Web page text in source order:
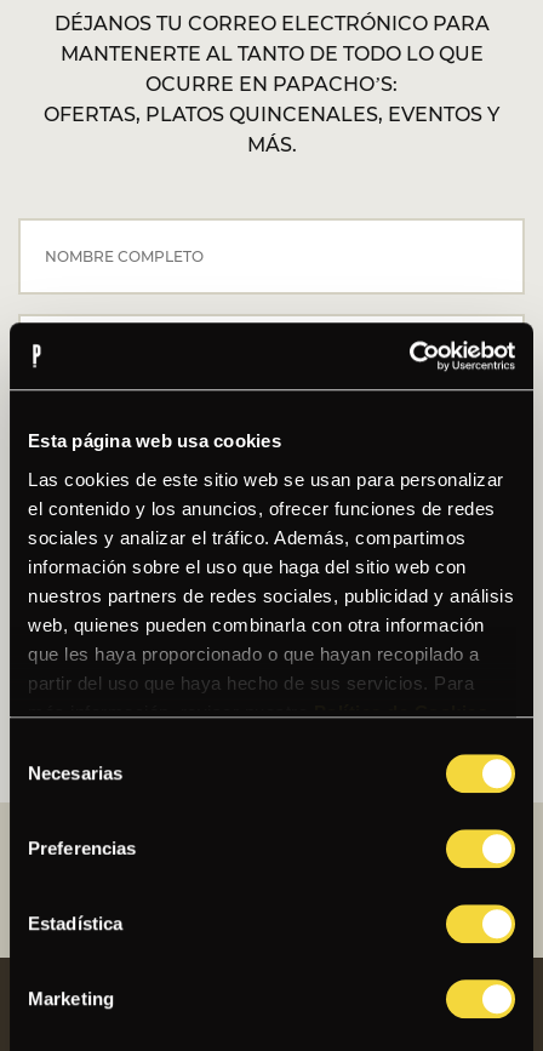
Esta página web usa cookies
Las cookies de este sitio web se usan para personalizar
el contenido y los anuncios, ofrecer funciones de redes
sociales y analizar el tráfico. Además, compartimos
información sobre el uso que haga del sitio web con
nuestros partners de redes sociales, publicidad y análisis
web, quienes pueden combinarla con otra información
que les haya proporcionado o que hayan recopilado a
partir del uso que haya hecho de sus servicios. Para
más información, revisar nuestraPolítica de Cookies.
consentimiento
Necesarias
Preferencias
Estadística
Marketing
DÉJANOS TU CORREO ELECTRÓNICO PARA
MANTENERTE AL TANTO DE TODO LO QUE
OCURRE EN PAPACHO’S:
OFERTAS, PLATOS QUINCENALES, EVENTOS Y
MÁS.
ACEPTO ELTRATAMIENTO DE DATOS
PERSONALES